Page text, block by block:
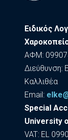
Ειδικός
ΑΦΜ:
Διεύθυνση:
Καλλιθέα
Εmail:
Special
University
VAT: EL